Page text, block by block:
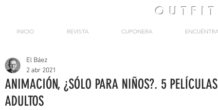
OUTFIT
INICIO REVISTA CUPONERA
ANIMACIÓN, ¿SÓLO PARA NIÑOS?. 5
ADULTOS
El Báez
2 abr 2021